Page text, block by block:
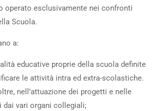
operato esclusivamente nei confronti
Scuola.
a:
educative proprie della scuola definite
le attività intra ed extra-scolastiche.
nell’attuazione dei progetti e nelle
dai vari organi collegiali;